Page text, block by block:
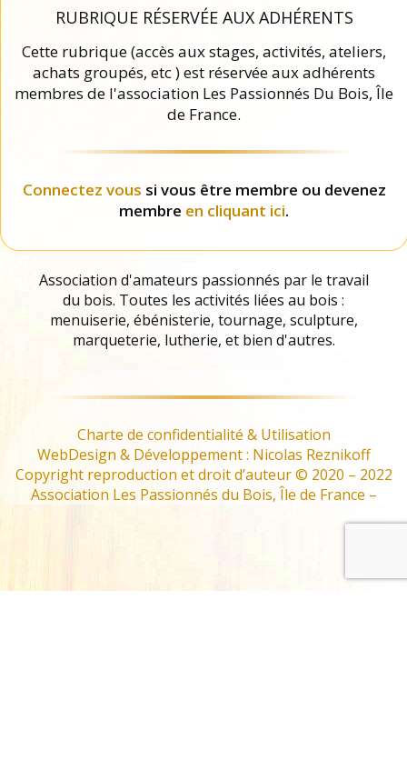
RUBRIQUE RÉSERVÉE AUX ADHÉRENTS
Cette rubrique (accès aux stages, activités, ateliers,
achats groupés, etc ) est réservée aux adhérents
membres de l'association Les Passionnés Du Bois, Île
de France.
Connectez vous si vous être membre ou devenez
membre en cliquant ici.
Association d'amateurs passionnés par le travail
du bois. Toutes les activités liées au bois :
menuiserie, ébénisterie, tournage, sculpture,
marqueterie, lutherie, et bien d'autres.
Charte de confidentialité & Utilisation
WebDesign & Développement : Nicolas Reznikoff
Copyright reproduction et droit d’auteur © 2020 – 2022
Association Les Passionnés du Bois, Île de France –